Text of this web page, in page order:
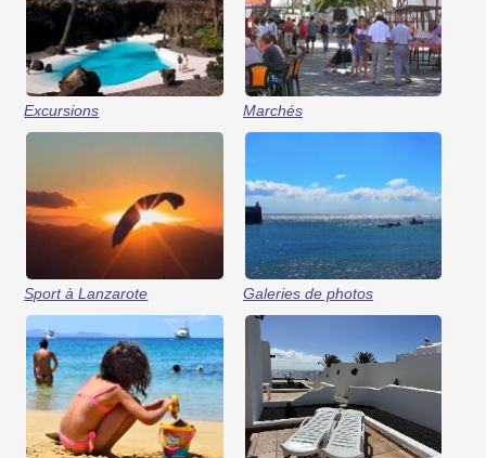
Excursions Marchés
Sport à Lanzarote Galeries de photos